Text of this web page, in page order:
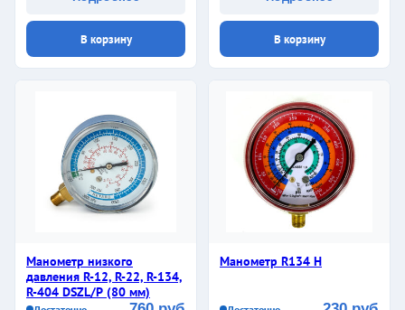
В корзину В корзину
Манометр низкого
давления R-12, R-22, R-134,
R-404 DSZL/Р (80 мм)
Манометр R134 H